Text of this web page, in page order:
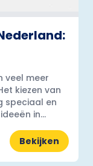
veel meer
kiezen van
speciaal en
in...
Bekijken